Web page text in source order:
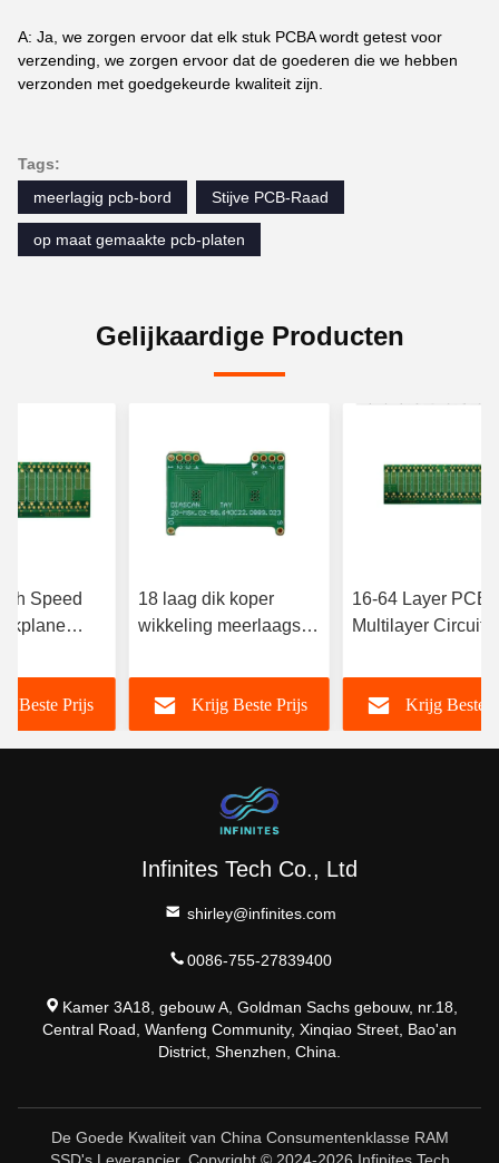
A: Ja, we zorgen ervoor dat elk stuk PCBA wordt getest voor
verzending, we zorgen ervoor dat de goederen die we hebben
verzonden met goedgekeurde kwaliteit zijn.
Tags:
meerlagig pcb-bord
Stijve PCB-Raad
op maat gemaakte pcb-platen
Gelijkaardige Producten
Speed
Beste Prijs
18 laag dik koper
wikkeling meerlaagse
Krijg Beste Prijs
16-64 Layer PCB
Multilayer Circuit
Artificiële
5g Communicatie
Krijg Beste
Infinites Tech Co., Ltd
shirley@infinites.com
0086-755-27839400
Kamer 3A18, gebouw A, Goldman Sachs gebouw, nr.18,
Central Road, Wanfeng Community, Xinqiao Street, Bao'an
District, Shenzhen, China.
De Goede Kwaliteit van China Consumentenklasse RAM
SSD's Leverancier. Copyright © 2024-2026 Infinites Tech